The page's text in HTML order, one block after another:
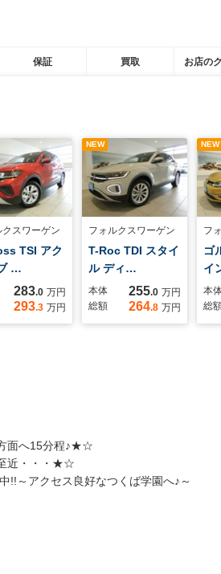
保証 買取 お店の
クスワーゲン
TSI アク
…
283.0 万円
293.3 万円
NEW
フォルクスワーゲン
T-Roc TDI スタイ
ル ディ…
本体 255.0 万円
総額
264.8 万円
NEW
フ
ゴ
イ
本
総
面へ15分程♪★☆
近・・・★☆
!!～アクセス良好なつくば学園へ♪～